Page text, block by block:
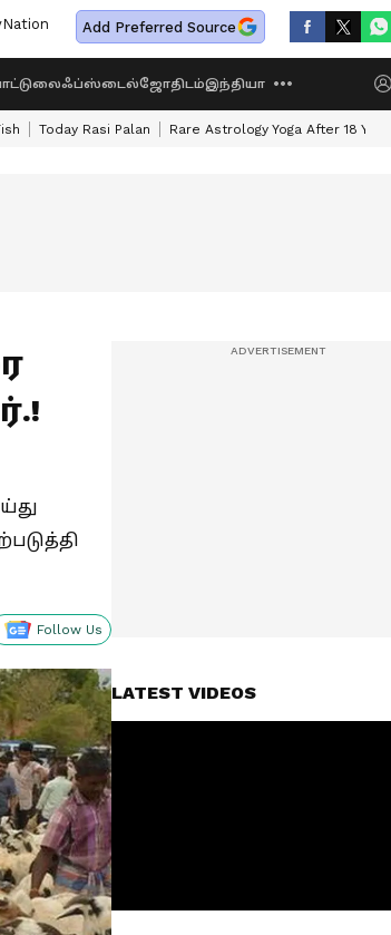
Add Preferred Source
லைஃப்ஸ்டைல்ஜோதிடம்இந்தியா
Today Rasi Palan Rare Astrology Yoga After 18 Years
Follow Us
LATEST VIDEOS